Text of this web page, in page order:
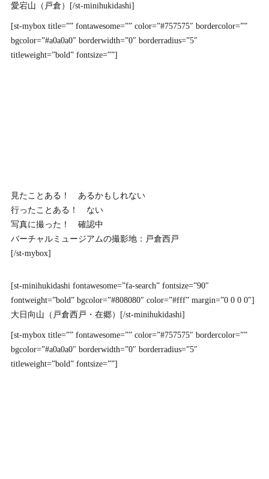
愛宕山（戸倉）[/st-minihukidashi]
[st-mybox title=”” fontawesome=”” color=”#757575″ bordercolor=””
bgcolor=”#a0a0a0″ borderwidth=”0″ borderradius=”5″
titleweight=”bold” fontsize=””]
見たことある！ あるかもしれない
行ったことある！ ない
写真に撮った！ 確認中
バーチャルミュージアムの撮影地：戸倉西戸
[/st-mybox]
[st-minihukidashi fontawesome=”fa-search” fontsize=”90″
fontweight=”bold” bgcolor=”#808080″ color=”#fff” margin=”0 0 0 0″]
大日向山（戸倉西戸・在郷）[/st-minihukidashi]
[st-mybox title=”” fontawesome=”” color=”#757575″ bordercolor=””
bgcolor=”#a0a0a0″ borderwidth=”0″ borderradius=”5″
titleweight=”bold” fontsize=””]